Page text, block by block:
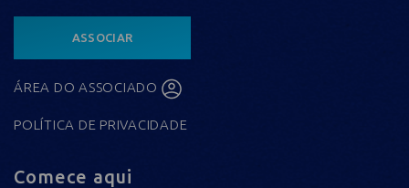
ASSOCIAR
ÁREA DO ASSOCIADO
POLÍTICA DE PRIVACIDADE
Comece aqui